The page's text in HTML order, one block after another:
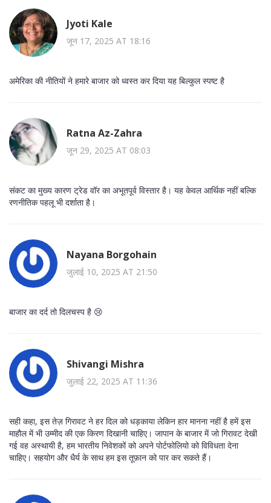
Jyoti Kale
जून 17, 2025 AT 18:16
अमेरिका की नीतियों ने हमारे बाजार को ध्वस्त कर दिया यह बिल्कुल स्पष्ट है
Ratna Az-Zahra
जून 29, 2025 AT 08:03
संकट का मुख्य कारण ट्रेड वॉर का अभूतपूर्व विस्तार है। यह केवल आर्थिक नहीं बल्कि
रणनीतिक पहलू भी दर्शाता है।
Nayana Borgohain
जुलाई 10, 2025 AT 21:50
बाजार का दर्द तो दिलचस्प है 😢
Shivangi Mishra
जुलाई 22, 2025 AT 11:36
सही कहा, इस तेज़ गिरावट ने हर दिल को धड़काया लेकिन हार मानना नहीं है हमें इस
माहौल में भी उम्मीद की एक किरण दिखानी चाहिए। जापान के बाजार में जो गिरावट देखी
गई वह अस्थायी है, हम भारतीय निवेशकों को अपने पोर्टफोलियो को विविधता देना
चाहिए। सहयोग और धैर्य के साथ हम इस तूफ़ान को पार कर सकते हैं।